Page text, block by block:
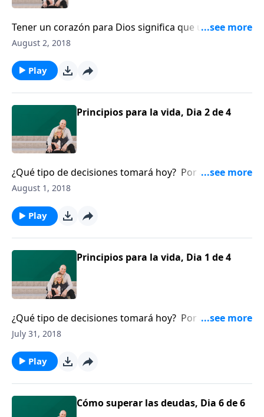
Tener un corazón para Dios significa que usted
tendrá una vida relevante. Dennis Rainey comparte
usted jamás se arrepentirá.
August 2, 2018
Play
Principios para la vida, Dia 2 de 4
¿Qué tipo de decisiones tomará hoy? Por años,
Dennis Rainey ha compartido siete principios para la
todo.
August 1, 2018
Play
Principios para la vida, Dia 1 de 4
¿Qué tipo de decisiones tomará hoy? Por años,
Dennis Rainey ha compartido siete principios para la
todo.
July 31, 2018
Play
Cómo superar las deudas, Dia 6 de 6